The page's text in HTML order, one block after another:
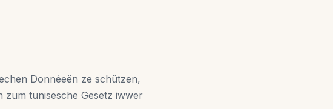
Donnéeën ze schützen,
zum tunisesche Gesetz iwwer